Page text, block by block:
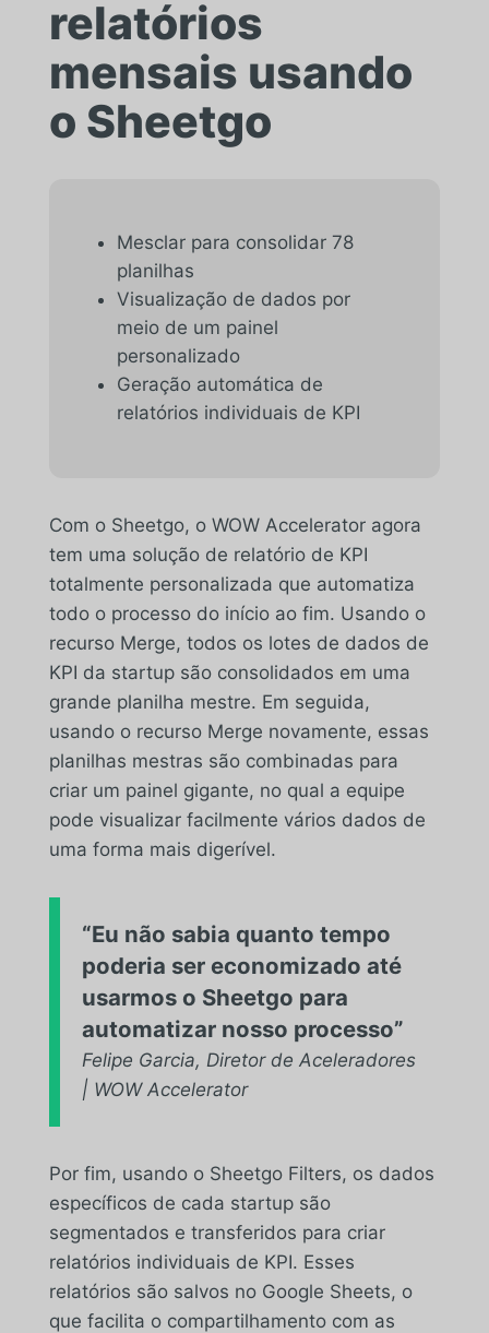
relatórios
mensais usando
o Sheetgo
Mesclar para consolidar 78
planilhas
Visualização de dados por
meio de um painel
personalizado
Geração automática de
relatórios individuais de KPI
Com o Sheetgo, o WOW Accelerator agora
tem uma solução de relatório de KPI
totalmente personalizada que automatiza
todo o processo do início ao fim. Usando o
recurso Merge, todos os lotes de dados de
KPI da startup são consolidados em uma
grande planilha mestre. Em seguida,
usando o recurso Merge novamente, essas
planilhas mestras são combinadas para
criar um painel gigante, no qual a equipe
pode visualizar facilmente vários dados de
uma forma mais digerível.
“Eu não sabia quanto tempo
poderia ser economizado até
usarmos o Sheetgo para
automatizar nosso processo”
Felipe Garcia, Diretor de Aceleradores
| WOW Accelerator
Por fim, usando o Sheetgo Filters, os dados
específicos de cada startup são
segmentados e transferidos para criar
relatórios individuais de KPI. Esses
relatórios são salvos no Google Sheets, o
que facilita o compartilhamento com as